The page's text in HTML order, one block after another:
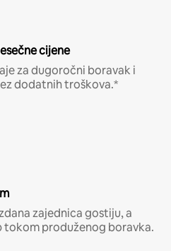
cijene
za dugoročni boravak i
dodatnih troškova.*
zajednica gostiju, a
tokom produženog boravka.